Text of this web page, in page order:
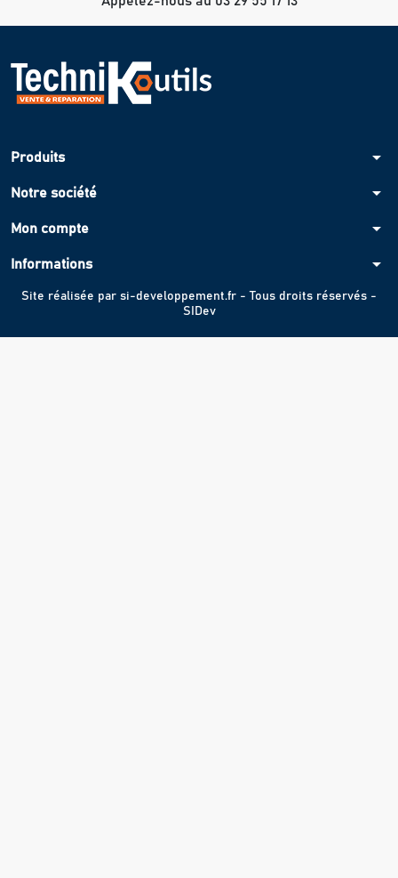
Produits arrow_drop_down
Notre société arrow_drop_down
Mon compte arrow_drop_down
Informations arrow_drop_down
Site réalisée par si-developpement.fr - Tous droits réservés -
SIDev